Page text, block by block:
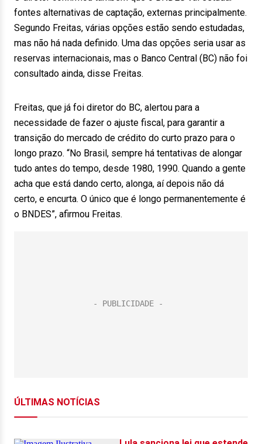
fontes alternativas de captação, externas principalmente.
Segundo Freitas, várias opções estão sendo estudadas,
mas não há nada definido. Uma das opções seria usar as
reservas internacionais, mas o Banco Central (BC) não foi
consultado ainda, disse Freitas.
Freitas, que já foi diretor do BC, alertou para a
necessidade de fazer o ajuste fiscal, para garantir a
transição do mercado de crédito do curto prazo para o
longo prazo. “No Brasil, sempre há tentativas de alongar
tudo antes do tempo, desde 1980, 1990. Quando a gente
acha que está dando certo, alonga, aí depois não dá
certo, e encurta. O único que é longo permanentemente é
o BNDES”, afirmou Freitas.